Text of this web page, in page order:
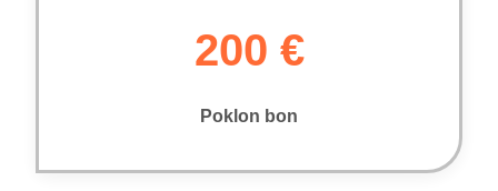
200 €
Poklon bon